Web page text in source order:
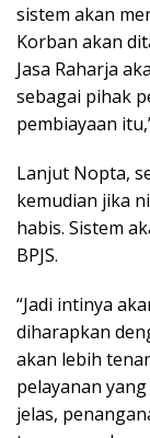
sistem akan
Korban akan
Jasa Raharja
sebagai pihak
pembiayaan
Lanjut Nopta,
kemudian jika
habis. Sistem
BPJS.
“Jadi intinya
diharapkan
akan lebih
pelayanan
jelas,